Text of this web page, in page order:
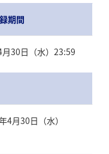
期間
30日（水）23:59
月30日（水）